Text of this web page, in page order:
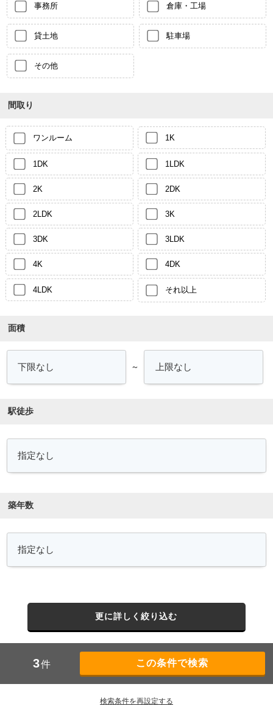
事務所 倉庫・工場
貸土地 駐車場
その他
間取り
ワンルーム 1K
1DK 1LDK
2K 2DK
2LDK 3K
3DK 3LDK
4K 4DK
4LDK それ以上
面積
～
駅徒歩
築年数
更に詳しく絞り込む
3件
検索条件を再設定する